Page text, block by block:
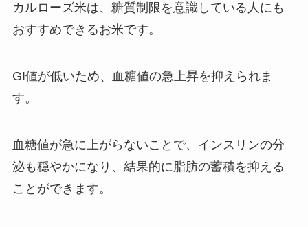
カルローズ米は、糖質制限を意識している人にも
おすすめできるお米です。
GI値が低いため、血糖値の急上昇を抑えられま
す。
血糖値が急に上がらないことで、インスリンの分
泌も穏やかになり、結果的に脂肪の蓄積を抑える
ことができます。